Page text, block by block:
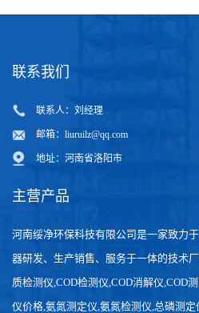
联系我们
联系人：刘经理
邮箱： liuruilz@qq.com
地址：河南省洛阳市
主营产品
河南绥净环保科技有限公司是一家致力
器研发、生产销售、服务于一体的技术
质检测仪,COD检测仪,COD消解仪,COD
仪价格,氨氮测定仪,氨氮检测仪,总磷测